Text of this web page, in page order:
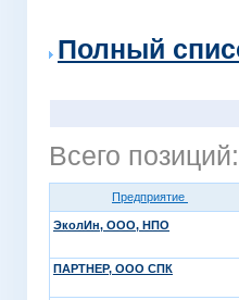
Полный
Всего
Предприятие
ЭколИн, ООО, НПО
ПАРТНЕР, ООО СПК